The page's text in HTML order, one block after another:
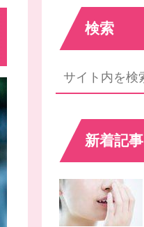
検索
新着記事